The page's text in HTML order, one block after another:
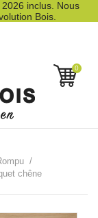
inclus. Nous
Bois.
0
chêne